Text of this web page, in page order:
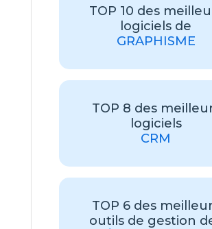
TOP 10 des
logiciels de
GRAPHISME
TOP 8 des
logiciels
CRM
TOP 6 des
outils de gestion